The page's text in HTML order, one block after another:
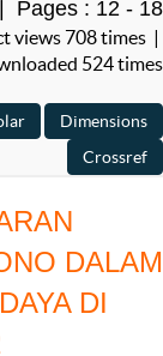
Pages : 12 - 18
views 708 times |
524 times
DALAM
DI